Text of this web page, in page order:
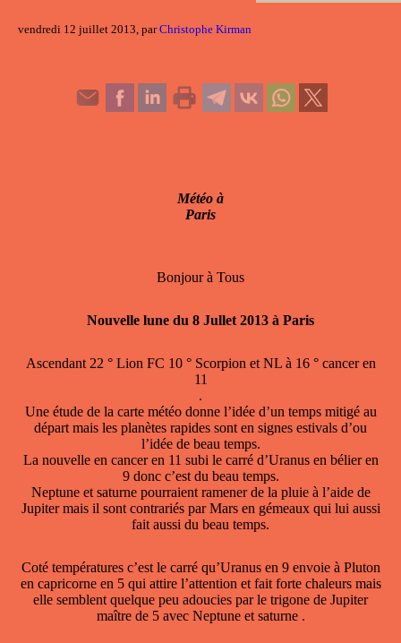
vendredi 12 juillet 2013, parChristophe Kirman
Météo à
Paris
Bonjour à Tous
Nouvelle lune du 8 Jullet 2013 à Paris
Ascendant 22 ° Lion FC 10 ° Scorpion et NL à 16 ° cancer en
11
.
Une étude de la carte météo donne l’idée d’un temps mitigé au
départ mais les planètes rapides sont en signes estivals d’ou
l’idée de beau temps.
La nouvelle en cancer en 11 subi le carré d’Uranus en bélier en
9 donc c’est du beau temps.
Neptune et saturne pourraient ramener de la pluie à l’aide de
Jupiter mais il sont contrariés par Mars en gémeaux qui lui aussi
fait aussi du beau temps.
Coté températures c’est le carré qu’Uranus en 9 envoie à Pluton
en capricorne en 5 qui attire l’attention et fait forte chaleurs mais
elle semblent quelque peu adoucies par le trigone de Jupiter
maître de 5 avec Neptune et saturne .